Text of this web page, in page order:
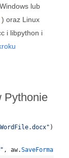
lub
) oraz Linux
i libpython i
Pythonie
)
, aw.SaveFormat